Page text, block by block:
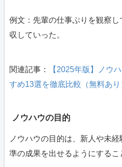
例文：先輩の仕事ぶりを観察
収していった。
関連記事：
【2025年版】ノウ
すめ13選を徹底比較（無料あり
ノウハウの目的
ノウハウの目的は、新人や未
準の成果を出せるようにするこ